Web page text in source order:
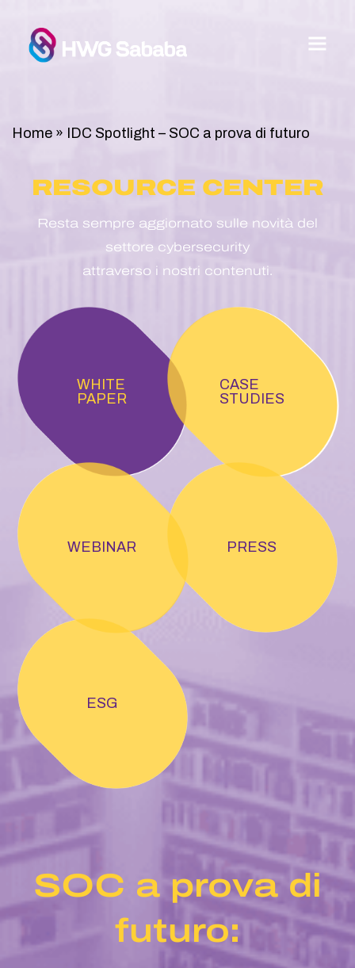
Home » IDC Spotlight – SOC a prova di futuro
RESOURCE CENTER
Resta sempre aggiornato sulle novità del
settore cybersecurity
attraverso i nostri contenuti.
WHITE
PAPER
CASE
STUDIES
WEBINAR PRESS
ESG
SOC a prova di
futuro: